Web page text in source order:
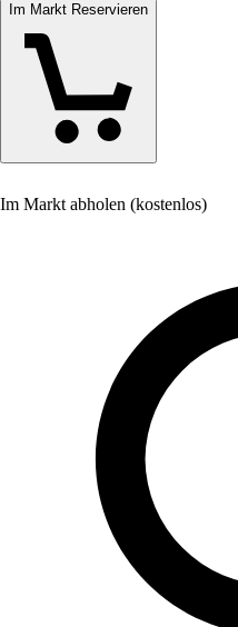
Im Markt Reservieren
Im Markt abholen (kostenlos)